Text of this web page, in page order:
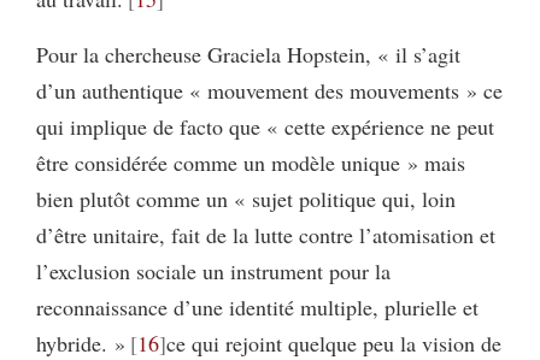
Pour la chercheuse Graciela Hopstein, « il s’agit
d’un authentique « mouvement des mouvements » ce
qui implique de facto que « cette expérience ne peut
être considérée comme un modèle unique » mais
bien plutôt comme un « sujet politique qui, loin
d’être unitaire, fait de la lutte contre l’atomisation et
l’exclusion sociale un instrument pour la
reconnaissance d’une identité multiple, plurielle et
hybride. » 16 ce qui rejoint quelque peu la vision de